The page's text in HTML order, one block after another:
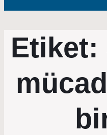
Etiket: